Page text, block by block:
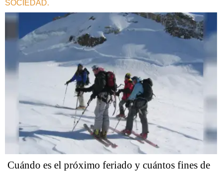
SOCIEDAD.
Cuándo es el próximo feriado y cuántos fines de